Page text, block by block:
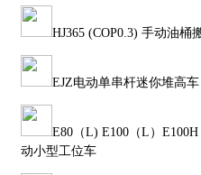
HJ365 (COP0.3) 手动油桶
EJZ电动单串杆迷你堆高
E80（L) E100（L）
动小型工位车